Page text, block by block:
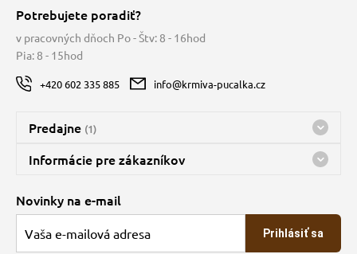
Potrebujete poradiť?
v pracovných dňoch Po - Štv: 8 - 16hod
Pia: 8 - 15hod
+420 602 335 885 info@krmiva-pucalka.cz
Predajne (1)
Predajňa a sklad Kbely
Informácie pre zákazníkov
O spoločnosti
Veľkoobchod
Novinky na e-mail
Prihlásiť sa